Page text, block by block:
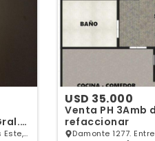
Este,
USD 35.000
Venta PH 3Amb
refaccionar
Damonte 1277.